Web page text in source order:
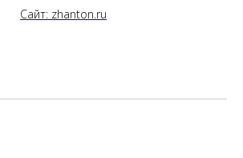
Сайт: zhanton.ru